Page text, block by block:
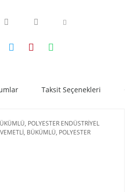
Taksit Seçenekleri
POLYESTER ENDÜSTRİYEL
BÜKÜMLÜ, POLYESTER